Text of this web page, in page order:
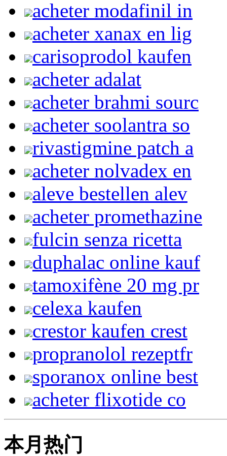
acheter modafinil in
acheter xanax en lig
carisoprodol kaufen
acheter adalat
acheter brahmi sourc
acheter soolantra so
rivastigmine patch a
acheter nolvadex en
aleve bestellen alev
acheter promethazine
fulcin senza ricetta
duphalac online kauf
tamoxifène 20 mg pr
celexa kaufen
crestor kaufen crest
propranolol rezeptfr
sporanox online best
acheter flixotide co
本月热门